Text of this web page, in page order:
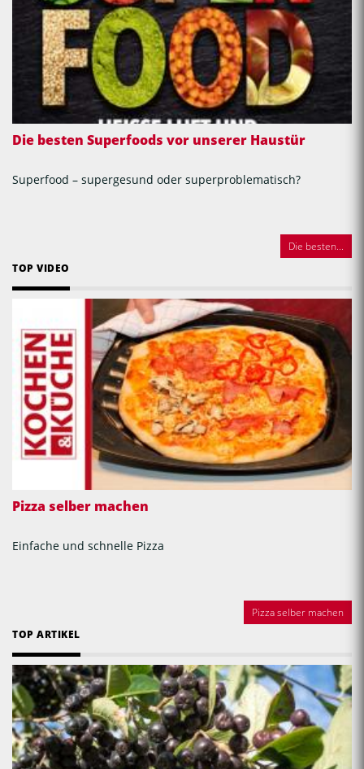
Die besten Superfoods vor unserer Haustür
Superfood – supergesund oder superproblematisch?
Die besten...
TOP VIDEO
Pizza selber machen
Einfache und schnelle Pizza
Pizza selber machen
TOP ARTIKEL